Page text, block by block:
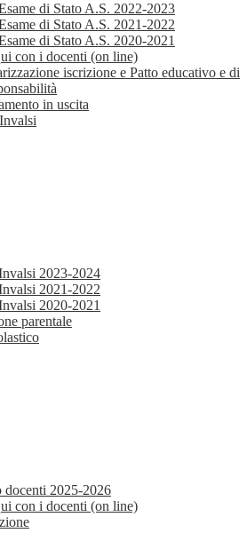
di Stato A.S. 2022-2023
di Stato A.S. 2021-2022
di Stato A.S. 2020-2021
con i docenti (on line)
iscrizione e Patto educativo e di
in uscita
2023-2024
2021-2022
2020-2021
parentale
docenti 2025-2026
con i docenti (on line)